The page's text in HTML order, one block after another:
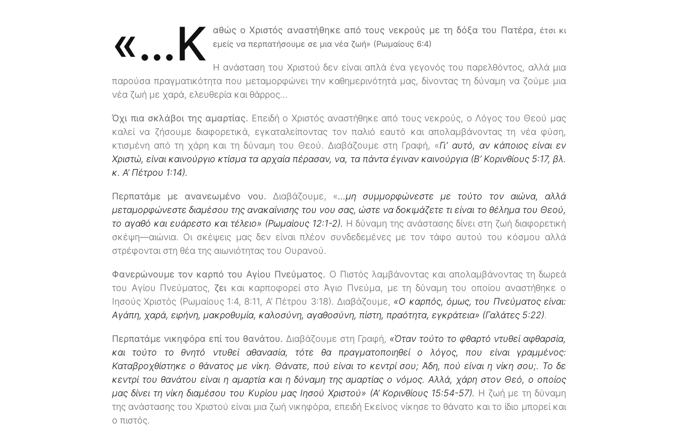
«…κ αθώς ο Χριστός αναστήθηκε από τους νεκρούς με τη δόξα του Πατέρα, έτσι κι
εμείς να περπατήσουμε σε μια νέα ζωή» (Ρωμαίους 6:4)
Η ανάσταση του Χριστού δεν είναι απλά ένα γεγονός του παρελθόντος, αλλά μια
παρούσα πραγματικότητα που μεταμορφώνει την καθημερινότητά μας, δίνοντας τη δύναμη να ζούμε μια
νέα ζωή με χαρά, ελευθερία και θάρρος…
Όχι πια σκλάβοι της αμαρτίας. Επειδή ο Χριστός αναστήθηκε από τους νεκρούς, ο Λόγος του Θεού μας
καλεί να ζήσουμε διαφορετικά, εγκαταλείποντας τον παλιό εαυτό και απολαμβάνοντας τη νέα φύση,
κτισμένη από τη χάρη και τη δύναμη του Θεού. Διαβάζουμε στη Γραφή, «Γι’ αυτό, αν κάποιος είναι εν
Χριστώ, είναι καινούργιο κτίσμα τα αρχαία πέρασαν, να, τα πάντα έγιναν καινούργια (Β’ Κορινθίους 5:17, βλ.
κ. Α’ Πέτρου 1:14).
Περπατάμε με ανανεωμένο νου. Διαβάζουμε, «…μη συμμορφώνεστε με τούτο τον αιώνα, αλλά
μεταμορφώνεστε διαμέσου της ανακαίνισης του νου σας, ώστε να δοκιμάζετε τι είναι το θέλημα του Θεού,
το αγαθό και ευάρεστο και τέλειο» (Ρωμαίους 12:1-2). Η δύναμη της ανάστασης δίνει στη ζωή διαφορετική
σκέψη—αιώνια. Οι σκέψεις μας δεν είναι πλέον συνδεδεμένες με τον τάφο αυτού του κόσμου αλλά
στρέφονται στη θέα της αιωνιότητας του Ουρανού.
Φανερώνουμε τον καρπό του Αγίου Πνεύματος. Ο Πιστός λαμβάνοντας και απολαμβάνοντας τη δωρεά
του Αγίου Πνεύματος, ζει και καρποφορεί στο Άγιο Πνεύμα, με τη δύναμη του οποίου αναστήθηκε ο
Ιησούς Χριστός (Ρωμαίους 1:4, 8:11, Α’ Πέτρου 3:18). Διαβάζουμε, «Ο καρπός, όμως, του Πνεύματος είναι:
Αγάπη, χαρά, ειρήνη, μακροθυμία, καλοσύνη, αγαθοσύνη, πίστη, πραότητα, εγκράτεια» (Γαλάτες 5:22).
Περπατάμε νικηφόρα επί του θανάτου. Διαβάζουμε στη Γραφή, «Όταν τούτο το φθαρτό ντυθεί αφθαρσία,
και τούτο το θνητό ντυθεί αθανασία, τότε θα πραγματοποιηθεί ο λόγος, που είναι γραμμένος:
Καταβροχθίστηκε ο θάνατος με νίκη. Θάνατε, πού είναι το κεντρί σου; Άδη, πού είναι η νίκη σου;. Το δε
κεντρί του θανάτου είναι η αμαρτία και η δύναμη της αμαρτίας ο νόμος. Αλλά, χάρη στον Θεό, ο οποίος
μας δίνει τη νίκη διαμέσου του Κυρίου μας Ιησού Χριστού» (Α’ Κορινθίους 15:54-57). Η ζωή με τη δύναμη
της ανάστασης του Χριστού είναι μια ζωή νικηφόρα, επειδή Εκείνος νίκησε το θάνατο και το ίδιο μπορεί και
ο πιστός.